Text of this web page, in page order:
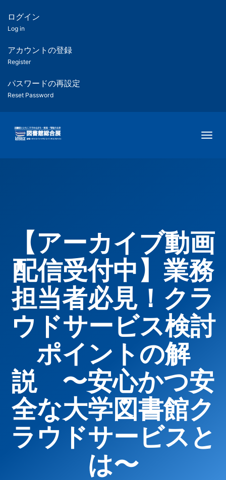
ツ
匿
名
ユ
ー
ー
用
メ
ログイン
Log in
アカウントの登録
Register
パスワードの再設定
Reset Password
【アーカイブ動画
配信受付中】業務
担当者必見！クラ
ウドサービス検討
ポイントの解
説 〜安心かつ安
全な大学図書館ク
ラウドサービスと
は〜